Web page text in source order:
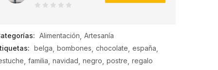
Alimentación Artesanía
belga bombones chocolate españa
familia navidad negro postre regalo